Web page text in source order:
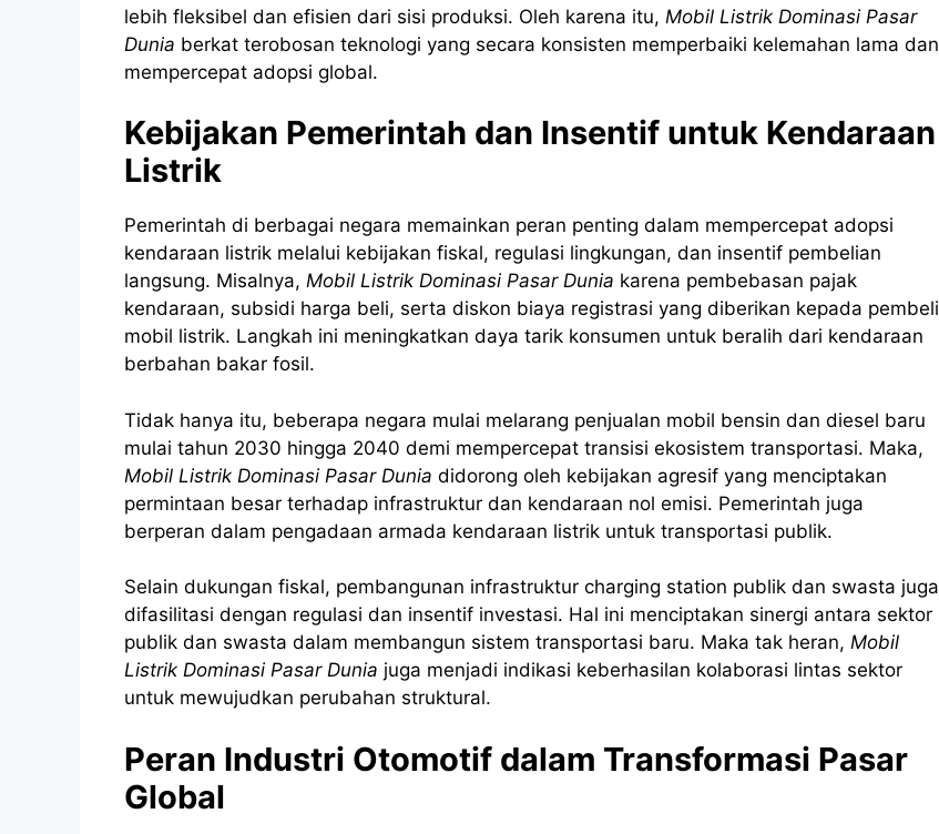
lebih fleksibel dan efisien dari sisi produksi. Oleh karena itu, Mobil Listrik Dominasi Pasar
Dunia berkat terobosan teknologi yang secara konsisten memperbaiki kelemahan lama dan
mempercepat adopsi global.
Kebijakan Pemerintah dan Insentif untuk Kendaraan
Listrik
Pemerintah di berbagai negara memainkan peran penting dalam mempercepat adopsi
kendaraan listrik melalui kebijakan fiskal, regulasi lingkungan, dan insentif pembelian
langsung. Misalnya, Mobil Listrik Dominasi Pasar Dunia karena pembebasan pajak
kendaraan, subsidi harga beli, serta diskon biaya registrasi yang diberikan kepada pembeli
mobil listrik. Langkah ini meningkatkan daya tarik konsumen untuk beralih dari kendaraan
berbahan bakar fosil.
Tidak hanya itu, beberapa negara mulai melarang penjualan mobil bensin dan diesel baru
mulai tahun 2030 hingga 2040 demi mempercepat transisi ekosistem transportasi. Maka,
Mobil Listrik Dominasi Pasar Dunia didorong oleh kebijakan agresif yang menciptakan
permintaan besar terhadap infrastruktur dan kendaraan nol emisi. Pemerintah juga
berperan dalam pengadaan armada kendaraan listrik untuk transportasi publik.
Selain dukungan fiskal, pembangunan infrastruktur charging station publik dan swasta juga
difasilitasi dengan regulasi dan insentif investasi. Hal ini menciptakan sinergi antara sektor
publik dan swasta dalam membangun sistem transportasi baru. Maka tak heran, Mobil
Listrik Dominasi Pasar Dunia juga menjadi indikasi keberhasilan kolaborasi lintas sektor
untuk mewujudkan perubahan struktural.
Peran Industri Otomotif dalam Transformasi Pasar
Global